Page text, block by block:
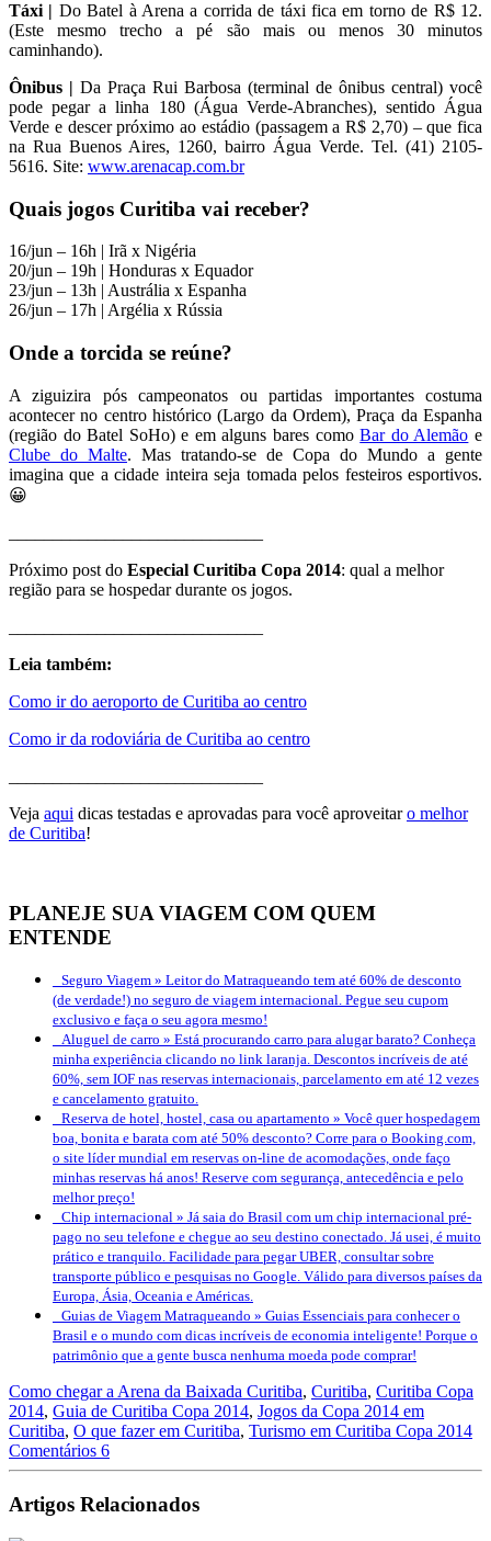
Táxi | Do Batel à Arena a corrida de táxi fica em torno de R$ 12.
(Este mesmo trecho a pé são mais ou menos 30 minutos
caminhando).
Ônibus | Da Praça Rui Barbosa (terminal de ônibus central) você
pode pegar a linha 180 (Água Verde-Abranches), sentido Água
Verde e descer próximo ao estádio (passagem a R$ 2,70) – que fica
na Rua Buenos Aires, 1260, bairro Água Verde. Tel. (41) 2105-
5616. Site: www.arenacap.com.br
Quais jogos Curitiba vai receber?
16/jun – 16h | Irã x Nigéria
20/jun – 19h | Honduras x Equador
23/jun – 13h | Austrália x Espanha
26/jun – 17h | Argélia x Rússia
Onde a torcida se reúne?
A ziguizira pós campeonatos ou partidas importantes costuma
acontecer no centro histórico (Largo da Ordem), Praça da Espanha
(região do Batel SoHo) e em alguns bares comoBar do Alemão e
Clube do Malte. Mas tratando-se de Copa do Mundo a gente
imagina que a cidade inteira seja tomada pelos festeiros esportivos.
😀
Próximo post do Especial Curitiba Copa 2014: qual a melhor
região para se hospedar durante os jogos.
Leia também:
Como ir do aeroporto de Curitiba ao centro
Como ir da rodoviária de Curitiba ao centro
Veja aqui dicas testadas e aprovadas para você aproveitaro melhor
de Curitiba!
PLANEJE SUA VIAGEM COM QUEM
ENTENDE
Seguro Viagem » Leitor do Matraqueando tem até 60% de desconto
(de verdade!) no seguro de viagem internacional. Pegue seu cupom
exclusivo e faça o seu agora mesmo!
Aluguel de carro » Está procurando carro para alugar barato? Conheça
minha experiência clicando no link laranja. Descontos incríveis de até
60%, sem IOF nas reservas internacionais, parcelamento em até 12 vezes
e cancelamento gratuito.
Reserva de hotel, hostel, casa ou apartamento » Você quer hospedagem
boa, bonita e barata com até 50% desconto? Corre para o Booking.com,
o site líder mundial em reservas on-line de acomodações, onde faço
minhas reservas há anos! Reserve com segurança, antecedência e pelo
melhor preço!
Chip internacional » Já saia do Brasil com um chip internacional pré-
pago no seu telefone e chegue ao seu destino conectado. Já usei, é muito
prático e tranquilo. Facilidade para pegar UBER, consultar sobre
transporte público e pesquisas no Google. Válido para diversos países da
Europa, Ásia, Oceania e Américas.
Guias de Viagem Matraqueando » Guias Essenciais para conhecer o
Brasil e o mundo com dicas incríveis de economia inteligente! Porque o
patrimônio que a gente busca nenhuma moeda pode comprar!
Como chegar a Arena da Baixada Curitiba, Curitiba, Curitiba Copa
2014, Guia de Curitiba Copa 2014, Jogos da Copa 2014 em
Curitiba, O que fazer em Curitiba, Turismo em Curitiba Copa 2014
Comentários 6
Artigos Relacionados